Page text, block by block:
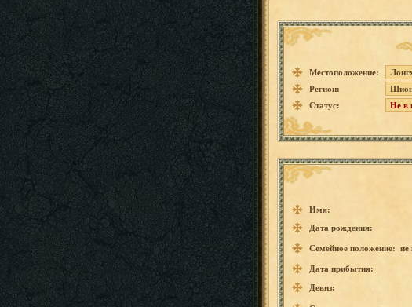
Местоположение:
Регион:
Статус:
Не в
Имя:
Дата рождения:
Семейное положение: не
Дата прибытия:
Девиз: